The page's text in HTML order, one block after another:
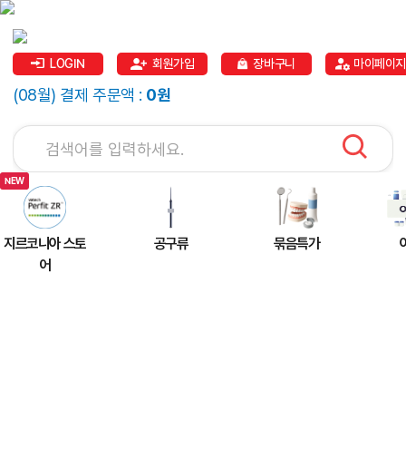
LOGIN 회원가입 장바구니 마이페이지
(08월) 결제 주문액 : 0원
지르코니아 스토
어
공구류 묶음특가